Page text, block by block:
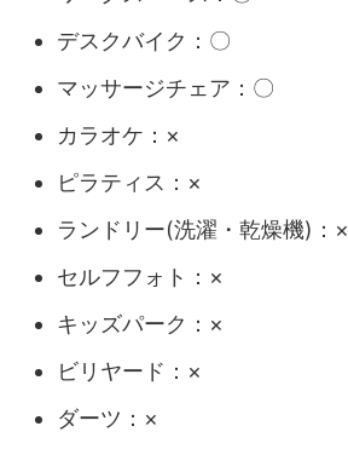
デスクバイク：〇
マッサージチェア：〇
カラオケ：×
ピラティス：×
ランドリー(洗濯・乾燥機)：×
セルフフォト：×
キッズパーク：×
ビリヤード：×
ダーツ：×